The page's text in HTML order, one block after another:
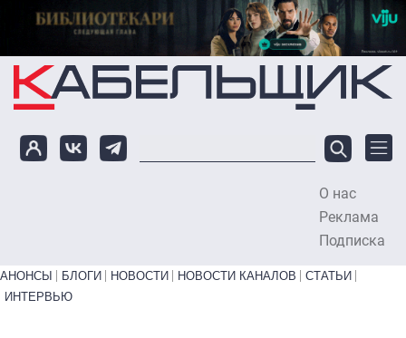
Перейти к основному содержанию
О нас
Реклама
Подписка
Primary links bottom
АНОНСЫ БЛОГИ НОВОСТИ НОВОСТИ КАНАЛОВ
СТАТЬИ
ИНТЕРВЬЮ